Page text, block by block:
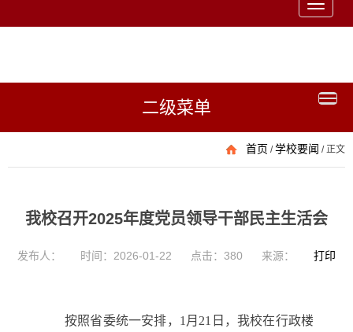
Toggle
二级菜单
首页 /学校要闻 /正文
我校召开2025年度党员领导干部民主生活会
发布人： 时间：2026-01-22 点击： 380 来源： 打印
按照省委统一安排， 1月21日，我校在行政楼